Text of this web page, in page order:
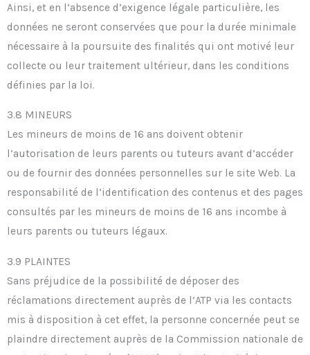
Ainsi, et en l’absence d’exigence légale particulière, les
données ne seront conservées que pour la durée minimale
nécessaire à la poursuite des finalités qui ont motivé leur
collecte ou leur traitement ultérieur, dans les conditions
définies par la loi.
3.8 MINEURS
Les mineurs de moins de 16 ans doivent obtenir
l’autorisation de leurs parents ou tuteurs avant d’accéder
ou de fournir des données personnelles sur le site Web. La
responsabilité de l’identification des contenus et des pages
consultés par les mineurs de moins de 16 ans incombe à
leurs parents ou tuteurs légaux.
3.9 PLAINTES
Sans préjudice de la possibilité de déposer des
réclamations directement auprès de l’ATP via les contacts
mis à disposition à cet effet, la personne concernée peut se
plaindre directement auprès de la Commission nationale de